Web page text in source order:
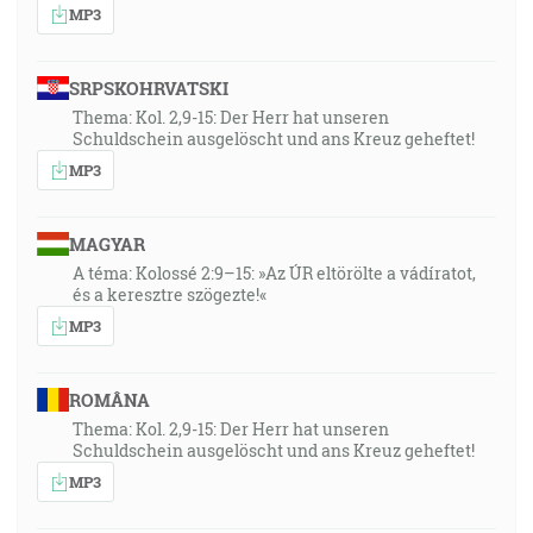
bude tvoje semä; a neoslabnúc vo viere nehľadel na
umŕtvenie života Sáry a nepochyboval o zasľúbení
Božom v nevere, ale bol posilnený vo viere dajúc
slávu Bohu a súc cele istý toho, že to, čo zasľúbil, je
mocný aj učiniť, preto mu to aj bolo počítané za
spravedlivosť. [Rm 4:18-22]
Vierou opustil Egypt nebojac sa zúrivého hnevu
kráľovho, lebo jako čo by bol videl neviditeľného,
zotrval. [Žd 11:27]
A on bol smrteľne ranený pre naše prestúpenia,
vzložená na neho, a jeho sinavicou sme uzdravení. [Iz
53:5]
Učinil si ho čosi málo menším od anjelov, slávou a
MP3
SRPSKOHRVATSKI
Thema: Kol. 2,9-15: Der Herr hat unseren
Schuldschein ausgelöscht und ans Kreuz geheftet!
MP3
MAGYAR
A téma: Kolossé 2:9–15: »Az ÚR eltörölte a vádíratot,
és a keresztre szögezte!«
MP3
ROMÂNA
Thema: Kol. 2,9-15: Der Herr hat unseren
Schuldschein ausgelöscht und ans Kreuz geheftet!
MP3